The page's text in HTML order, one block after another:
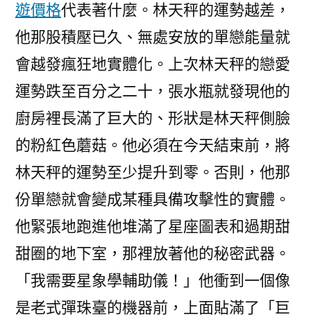
遊價格代表著什麼。林天秤的運勢越差，
他那股積壓已久、無處安放的單戀能量就
會越發瘋狂地實體化。上次林天秤的戀愛
運勢跌至百分之二十，張水瓶就發現他的
廚房裡長滿了巨大的、形狀是林天秤側臉
的粉紅色蘑菇。他必須在今天結束前，將
林天秤的運勢至少提升到零。否則，他那
份單戀就會變成某種具備攻擊性的實體。
他緊張地跑進他堆滿了星座圖表和過期甜
甜圈的地下室，那裡放著他的秘密武器。
「我需要星象學輔助儀！」他衝到一個像
是老式彈珠臺的機器前，上面貼滿了「巨